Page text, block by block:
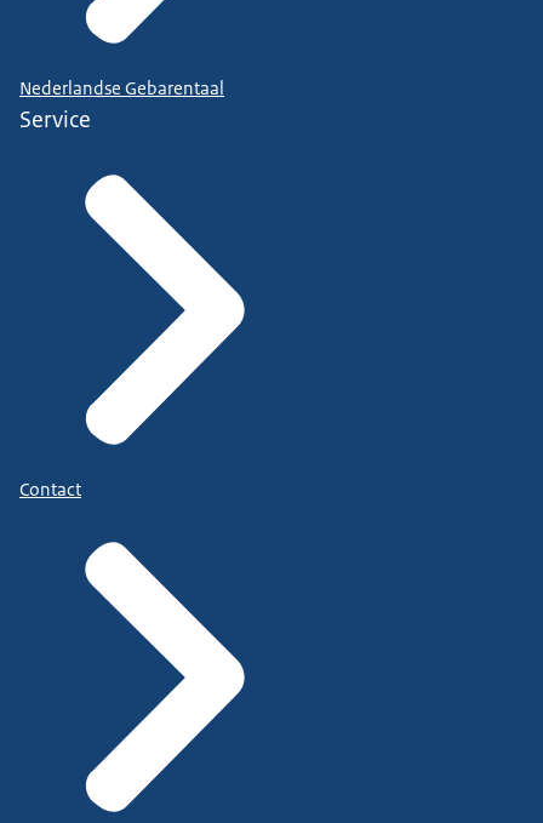
Nederlandse Gebarentaal
Service
Contact